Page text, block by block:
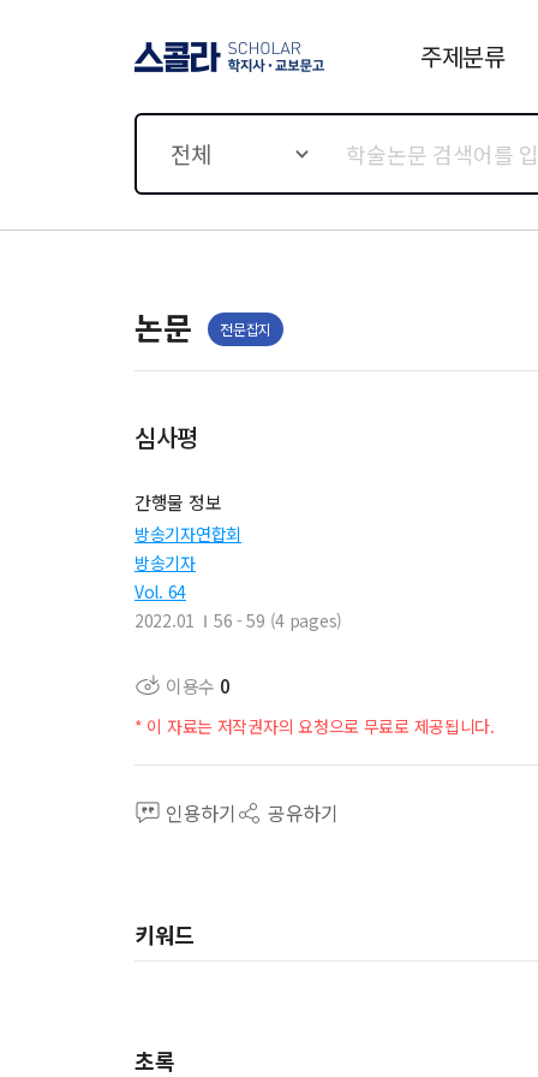
주제분류
전체
논문 전문잡지
심사평
간행물 정보
방송기자연합회
방송기자
Vol. 64
2022.01
56 - 59 (4 pages)
이용수 0
* 이 자료는 저작권자의 요청으로 무료로 제공됩니다.
인용하기 공유하기
키워드
초록